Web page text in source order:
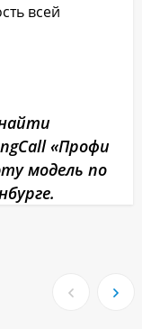
всей
«Профи
модель по